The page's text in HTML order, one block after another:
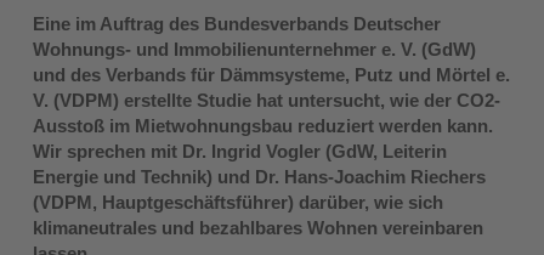
Eine im Auftrag des Bundesverbands Deutscher
Wohnungs- und Immobilienunternehmer e. V. (GdW)
und des Verbands für Dämmsysteme, Putz und Mörtel e.
V. (VDPM) erstellte Studie hat untersucht, wie der CO2-
Ausstoß im Mietwohnungsbau reduziert werden kann.
Wir sprechen mit Dr. Ingrid Vogler (GdW, Leiterin
Energie und Technik) und Dr. Hans-Joachim Riechers
(VDPM, Hauptgeschäftsführer) darüber, wie sich
klimaneutrales und bezahlbares Wohnen vereinbaren